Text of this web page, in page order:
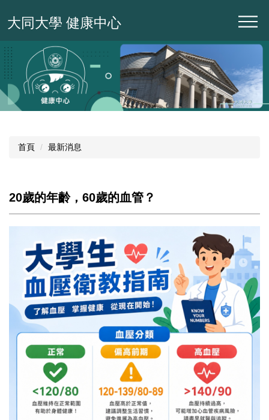
到
要
內
容
區
大同大學 健康中心
首頁 最新消息
20歲的年齡，60歲的血管？